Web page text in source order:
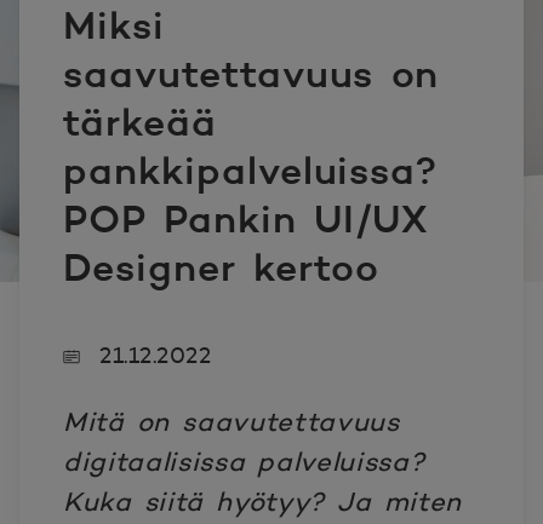
Miksi
saavutettavuus on
tärkeää
pankkipalveluissa?
POP Pankin UI/UX
Designer kertoo
21.12.2022
Mitä on saavutettavuus
digitaalisissa palveluissa?
Kuka siitä hyötyy? Ja miten